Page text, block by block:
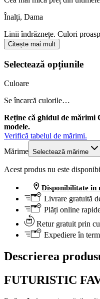
Înalți, Dama
Linii îndrăznețe. Culori
Citește mai mult
Selectează opțiunile
Culoare
Se încarcă culorile…
Reține că ghidul de mărimi
modele.
Verifică tabelul de mărimi.
Mărime Selectează mărime
Acest produs nu este
Disponibilitate în
Livrare gratuită
Plăți online
Retur gratuit prin
Expediere în
Descrierea
FUTURISTIC